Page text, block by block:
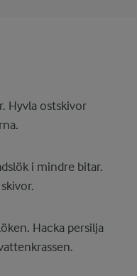
Hyvla ostskivor
i mindre bitar.
Hacka persilja